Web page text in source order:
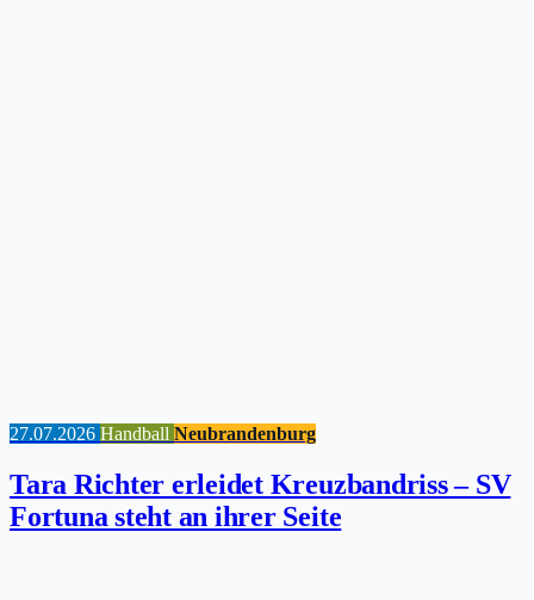
27.07.2026 Handball Neubrandenburg
Tara Richter erleidet Kreuzbandriss – SV
Fortuna steht an ihrer Seite